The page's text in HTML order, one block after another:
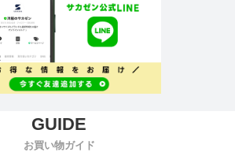
お買い物ガイド